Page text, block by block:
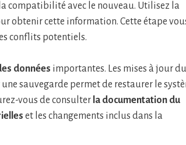
compatibilité avec le nouveau. Utilisez la
obtenir cette information. Cette étape
conflits potentiels.
données importantes. Les mises à jour du
sauvegarde permet de restaurer le
vous de consulter la documentation du
et les changements inclus dans la